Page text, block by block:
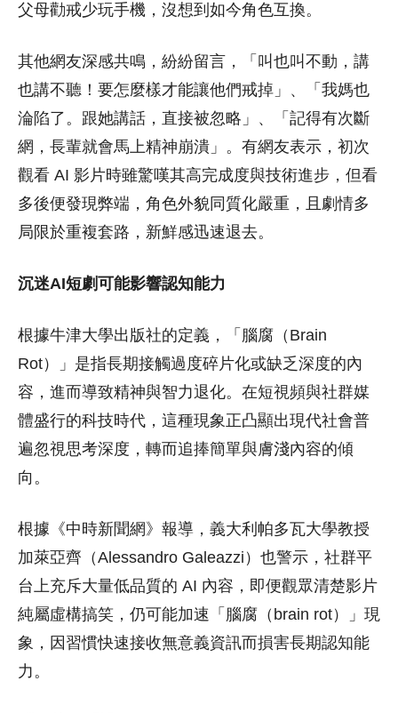
父母勸戒少玩手機，沒想到如今角色互換。
其他網友深感共鳴，紛紛留言，「叫也叫不動，講
也講不聽！要怎麼樣才能讓他們戒掉」、「我媽也
淪陷了。跟她講話，直接被忽略」、「記得有次斷
網，長輩就會馬上精神崩潰」。有網友表示，初次
觀看 AI 影片時雖驚嘆其高完成度與技術進步，但看
多後便發現弊端，角色外貌同質化嚴重，且劇情多
局限於重複套路，新鮮感迅速退去。
沉迷AI短劇可能影響認知能力
根據牛津大學出版社的定義，「腦腐（Brain
Rot）」是指長期接觸過度碎片化或缺乏深度的內
容，進而導致精神與智力退化。在短視頻與社群媒
體盛行的科技時代，這種現象正凸顯出現代社會普
遍忽視思考深度，轉而追捧簡單與膚淺內容的傾
向。
根據《中時新聞網》報導，義大利帕多瓦大學教授
加萊亞齊（Alessandro Galeazzi）也警示，社群平
台上充斥大量低品質的 AI 內容，即便觀眾清楚影片
純屬虛構搞笑，仍可能加速「腦腐（brain rot）」現
象，因習慣快速接收無意義資訊而損害長期認知能
力。